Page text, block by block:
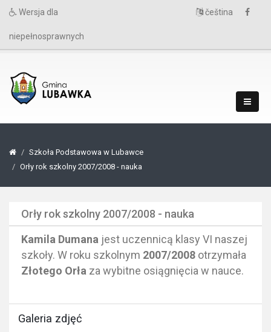
Wersja dla
niepełnosprawnych
čeština
Szkoła Podstawowa w Lubawce
Orły rok szkolny 2007/2008 - nauka
Orły rok szkolny 2007/2008 - nauka
Kamila Dumana jest uczennicą klasy VI naszej
szkoły. W roku szkolnym 2007/2008 otrzymała
Złotego Orła za wybitne osiągnięcia w nauce.
Galeria zdjęć